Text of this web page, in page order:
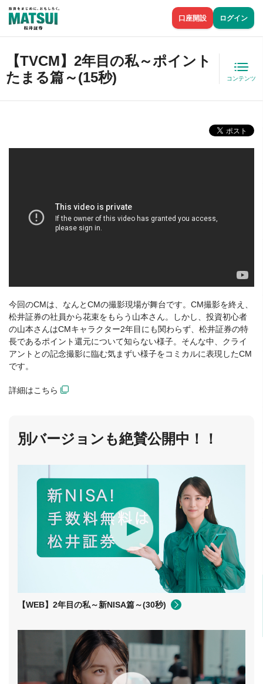
口座開設 ログイン
【TVCM】2年目の私～ポイント
たまる篇～(15秒)
コンテンツ
今回のCMは、なんとCMの撮影現場が舞台です。CM撮影を終え、
松井証券の社員から花束をもらう山本さん。しかし、投資初心者
の山本さんはCMキャラクター2年目にも関わらず、松井証券の特
長であるポイント還元について知らない様子。そんな中、クライ
アントとの記念撮影に臨む気まずい様子をコミカルに表現したCM
です。
詳細はこちら
別バージョンも絶賛公開中！！
【WEB】2年目の私～新NISA篇～(30秒)